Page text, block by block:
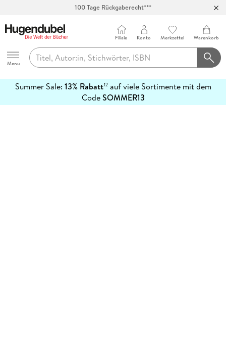
100 Tage Rückgaberecht***
Hugendubel
Menu
Filiale Konto Merkzettel Warenkorb
Summer Sale: 13% Rabatt12auf viele Sortimente mit dem
CodeSOMMER13
erfahren